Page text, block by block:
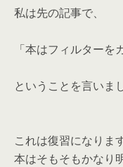
私は先の記事で、
「本はフィルターを
ということを言いま
これは復習になりま
本はそもそもかなり